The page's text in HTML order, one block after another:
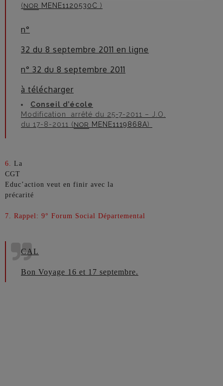
(NOR MENE1120530C )
n°
32 du 8 septembre 2011 en ligne
n° 32 du 8 septembre 2011
à télécharger
Conseil d’école
Modification arrêté du 25-7-2011 – J.O.
du 17-8-2011 (NOR MENE1119868A)
6. La
CGT
Educ’action veut en finir avec la
précarité
7. Rappel: 9° Forum Social Départemental
CAL
Bon Voyage 16 et 17 septembre.